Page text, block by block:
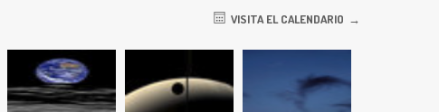
VISITA EL CALENDARIO